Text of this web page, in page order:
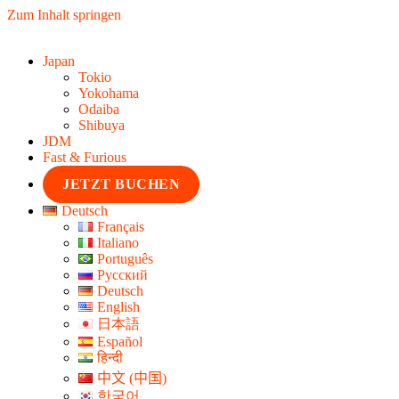
Zum Inhalt springen
Japan
Tokio
Yokohama
Odaiba
Shibuya
JDM
Fast & Furious
JETZT BUCHEN
Deutsch
Français
Italiano
Português
Русский
Deutsch
English
日本語
Español
हिन्दी
中文 (中国)
한국어